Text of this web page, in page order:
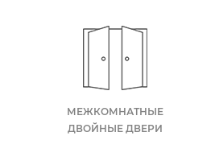
МЕЖКОМНАТНЫЕ
ДВОЙНЫЕ ДВЕРИ